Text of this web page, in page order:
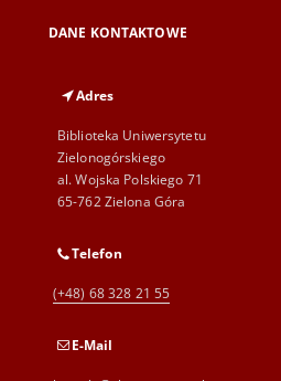
DANE KONTAKTOWE
Adres
Biblioteka Uniwersytetu
Zielonogórskiego
al. Wojska Polskiego 71
65-762 Zielona Góra
Telefon
(+48) 68 328 21 55
E-Mail